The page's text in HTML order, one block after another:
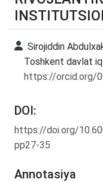
Sirojiddin
Toshkent davlat
https://orcid.org/
DOI:
https://doi.org/
pp27-35
Annotasiya